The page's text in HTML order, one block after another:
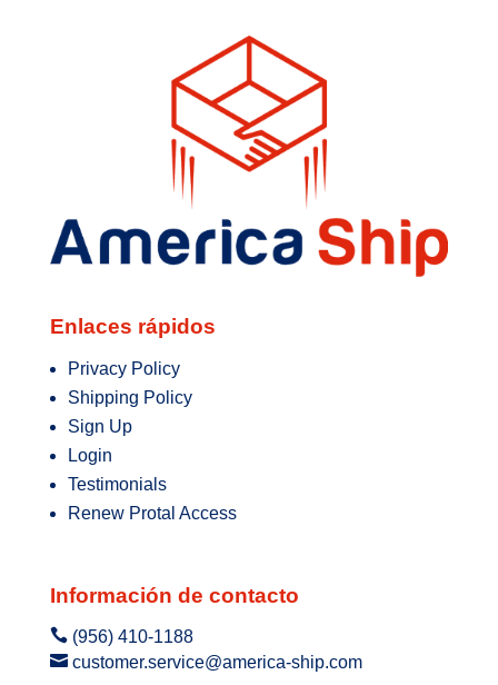
Enlaces rápidos
Privacy Policy
Shipping Policy
Sign Up
Login
Testimonials
Renew Protal Access
Información de contacto
 (956) 410-1188
 customer.service@america-ship.com